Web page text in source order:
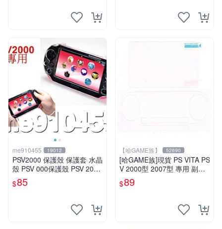
me910455 19012
PSV2000 保護殼 保護套 水晶
殼 PSV 000保護殼 PSV 2000
透明殼 PSV2000保護套 現貨
$85
【哈GAME族】 52690
[哈GAME族]現貨 PS VITA PS
V 2000型 2007型 專用 副廠
正面保護貼+背面觸控面板保
護貼 特惠價
$89